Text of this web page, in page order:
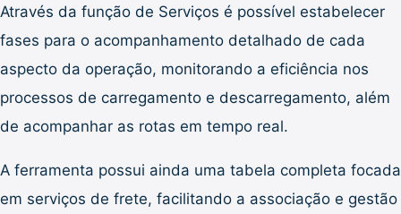
Através da função de Serviços é possível estabelecer
fases para o acompanhamento detalhado de cada
aspecto da operação, monitorando a eficiência nos
processos de carregamento e descarregamento, além
de acompanhar as rotas em tempo real.
A ferramenta possui ainda uma tabela completa focada
em serviços de frete, facilitando a associação e gestão